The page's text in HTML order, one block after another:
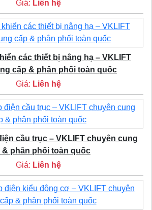
Giá: Liên hệ
các thiết bị nâng hạ – VKLIFT
cấp & phân phối toàn quốc
Giá: Liên hệ
cầu trục – VKLIFT chuyên cung
& phân phối toàn quốc
Giá: Liên hệ